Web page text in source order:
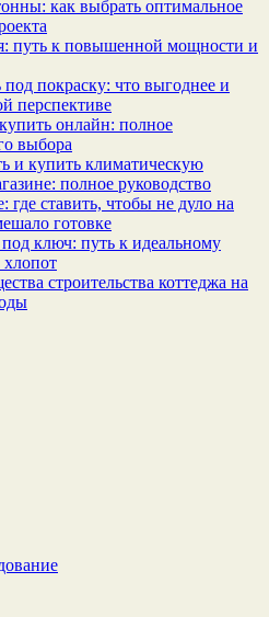
как выбрать оптимальное
путь к повышенной мощности и
под покраску: что выгоднее и
перспективе
онлайн: полное
выбора
и купить климатическую
полное руководство
ставить, чтобы не дуло на
готовке
ключ: путь к идеальному
строительства коттеджа на